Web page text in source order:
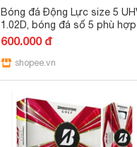
Bóng đá Động Lực size 5
1.02D, bóng đá số 5 phù hợp
sân cỏ tự nhiên và nhân tạo
lên
600.000 đ
shopee.vn